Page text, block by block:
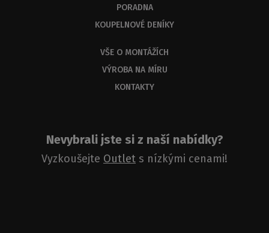
PORADNA
KOUPELNOVÉ DENÍKY
VŠE O MONTÁŽÍCH
VÝROBA NA MÍRU
KONTAKTY
Nevybrali jste si z naší nabídky?
Vyzkoušejte Outlet s nízkými cenami!